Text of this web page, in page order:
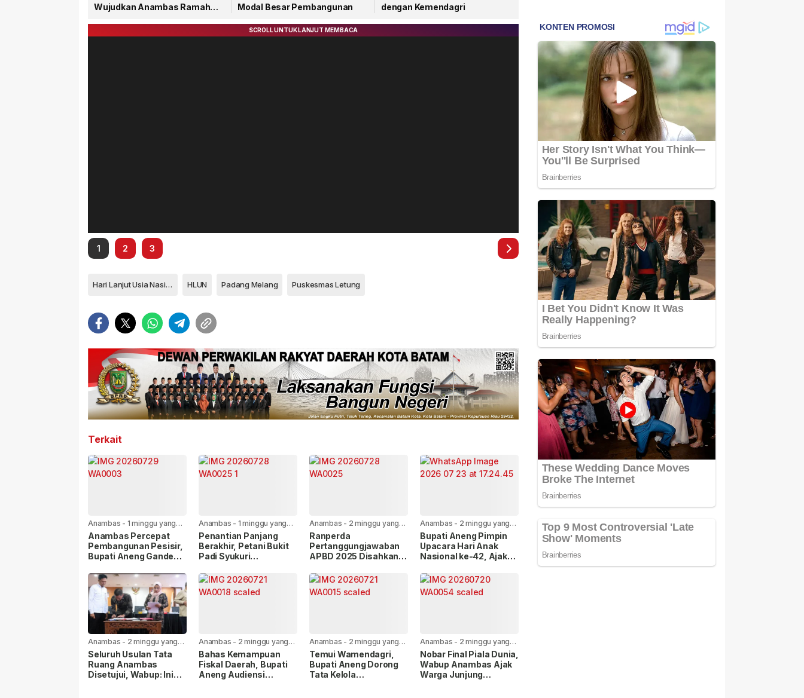
Wujudkan Anambas Ramah
Modal Besar Pembangunan
dengan Kemendagri
1 2 3
Hari Lanjut Usia Nasional HLUN Padang Melang Puskesmas Letung
Terkait
Anambas - 1 minggu yang
lalu
Anambas Percepat
Pembangunan Pesisir,
Bupati Aneng Gandeng
Anambas - 1 minggu yang
lalu
Penantian Panjang
Berakhir, Petani Bukit
Padi Syukuri
Irigasi Mulai Dikerjakan
Anambas - 2 minggu yang
lalu
Ranperda
Pertanggungjawaban
APBD 2025 Disahkan
Bupati Anambas
Anambas - 2 minggu yang
lalu
Bupati Aneng Pimpin
Upacara Hari Anak
Nasional ke-42, Ajak
Ramah Anak
Anambas - 2 minggu yang
lalu
Seluruh Usulan Tata
Ruang Anambas
Disetujui, Wabup: Ini
Anambas - 2 minggu yang
lalu
Bahas Kemampuan
Fiskal Daerah, Bupati
Aneng Audiensi
Anambas - 2 minggu yang
lalu
Temui Wamendagri,
Bupati Aneng Dorong
Tata Kelola
Anambas - 2 minggu yang
lalu
Nobar Final Piala Dunia,
Wabup Anambas Ajak
Warga Junjung